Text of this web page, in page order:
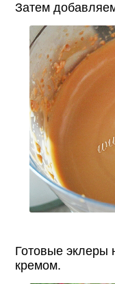
Затем
Готовые эклеры
кремом.